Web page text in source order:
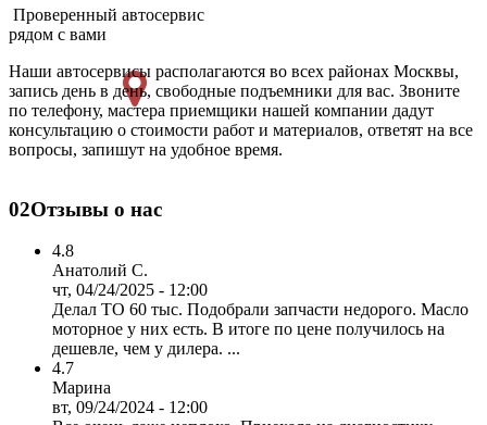
Проверенный автосервис
рядом с вами
Наши автосервисы располагаются во всех районах Москвы,
запись день в день, свободные подъемники для вас. Звоните
по телефону, мастера приемщики нашей компании дадут
консультацию о стоимости работ и материалов, ответят на все
вопросы, запишут на удобное время.
02Отзывы о нас
4.8
Анатолий С.
чт, 04/24/2025 - 12:00
Делал ТО 60 тыс. Подобрали запчасти недорого. Масло
моторное у них есть. В итоге по цене получилось на
дешевле, чем у дилера. ...
4.7
Марина
вт, 09/24/2024 - 12:00